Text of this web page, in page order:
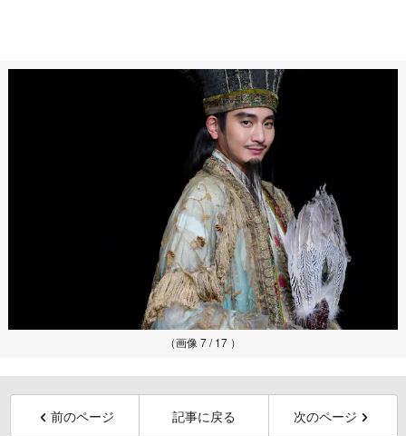
（画像 7 / 17 ）
前のページ 記事に戻る 次のページ